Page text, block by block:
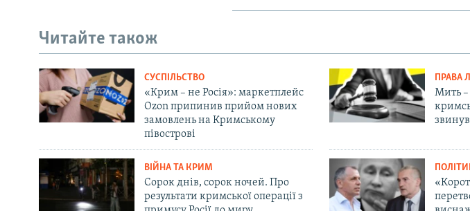
Читайте також
СУСПІЛЬСТВО
«Крим – не Росія»: маркетплейс
Ozon припинив прийом нових
замовлень на Кримському
півострові
ПРАВА
Мить –
ВІЙНА ТА КРИМ
Сорок днів, сорок ночей. Про
результати кримської операції з